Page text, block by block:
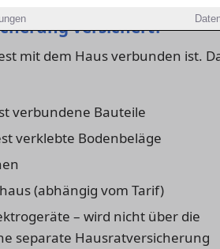
versichert?
mit dem Haus verbunden ist.
verbundene Bauteile
verklebte Bodenbeläge
(abhängig vom Tarif)
– wird nicht über die
separate Hausratversicherung